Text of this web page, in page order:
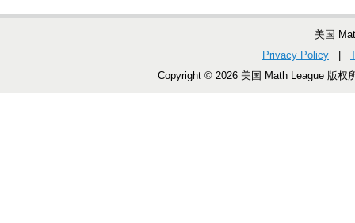
美国
Privacy Policy
Copyright © 2026 美国 Math League 版